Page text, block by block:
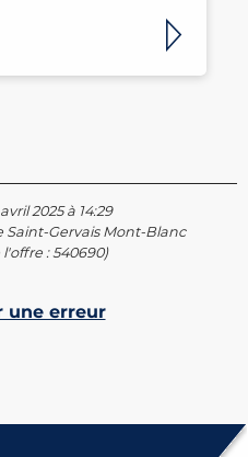
2025 à 14:29
Saint-Gervais Mont-Blanc
:540690)
une erreur